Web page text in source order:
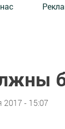
2017 - 15:07